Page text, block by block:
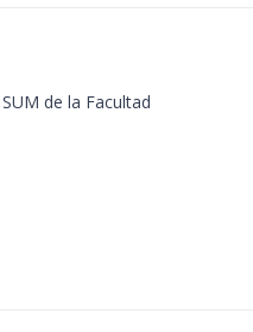
de la Facultad